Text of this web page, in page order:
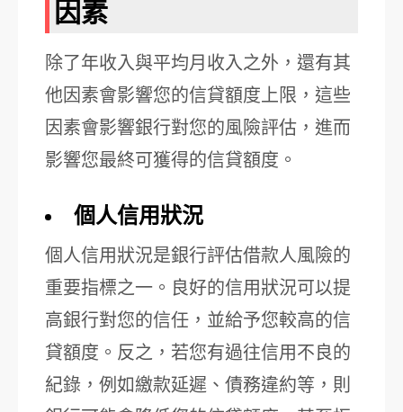
因素
除了年收入與平均月收入之外，還有其
他因素會影響您的信貸額度上限，這些
因素會影響銀行對您的風險評估，進而
影響您最終可獲得的信貸額度。
個人信用狀況
個人信用狀況是銀行評估借款人風險的
重要指標之一。良好的信用狀況可以提
高銀行對您的信任，並給予您較高的信
貸額度。反之，若您有過往信用不良的
紀錄，例如繳款延遲、債務違約等，則